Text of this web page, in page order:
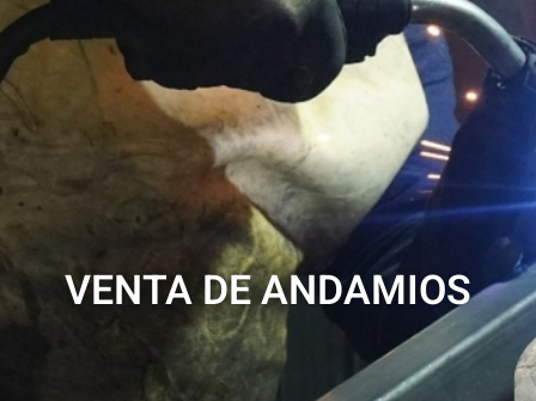
VENTA DE ANDAMIOS